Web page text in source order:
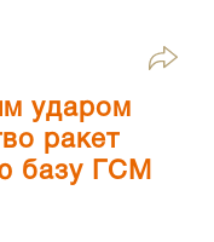
ударом
ракет
базу ГСМ